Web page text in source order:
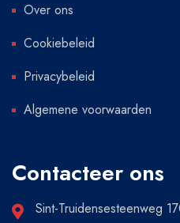
Over ons
Cookiebeleid
Privacybeleid
Algemene voorwaarden
Contacteer ons
Sint-Truidensesteenweg